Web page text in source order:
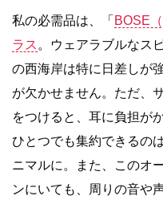
私の必需品は、「 BOSE
ラス 。ウェアラブルなス
の西海岸は特に日差しが
が欠かせません。ただ、
をつけると、耳に負担が
ひとつでも集約できるの
ニマルに。また、このオ
ンにいても、周りの音や